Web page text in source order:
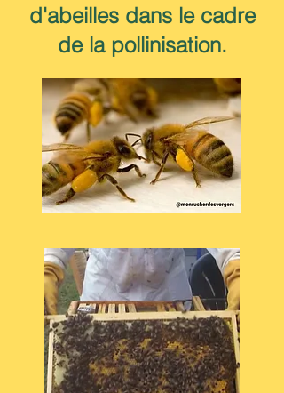
d'abeilles dans le cadre
de la pollinisation.